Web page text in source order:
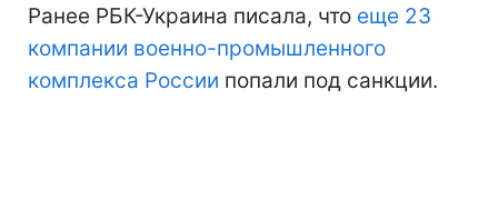
Ранее РБК-Украина писала, что еще 23
компании военно-промышленного
комплекса России попали под санкции.